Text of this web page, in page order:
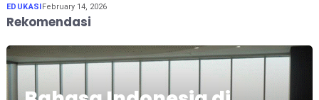
EDUKASIFebruary 14, 2026
Rekomendasi